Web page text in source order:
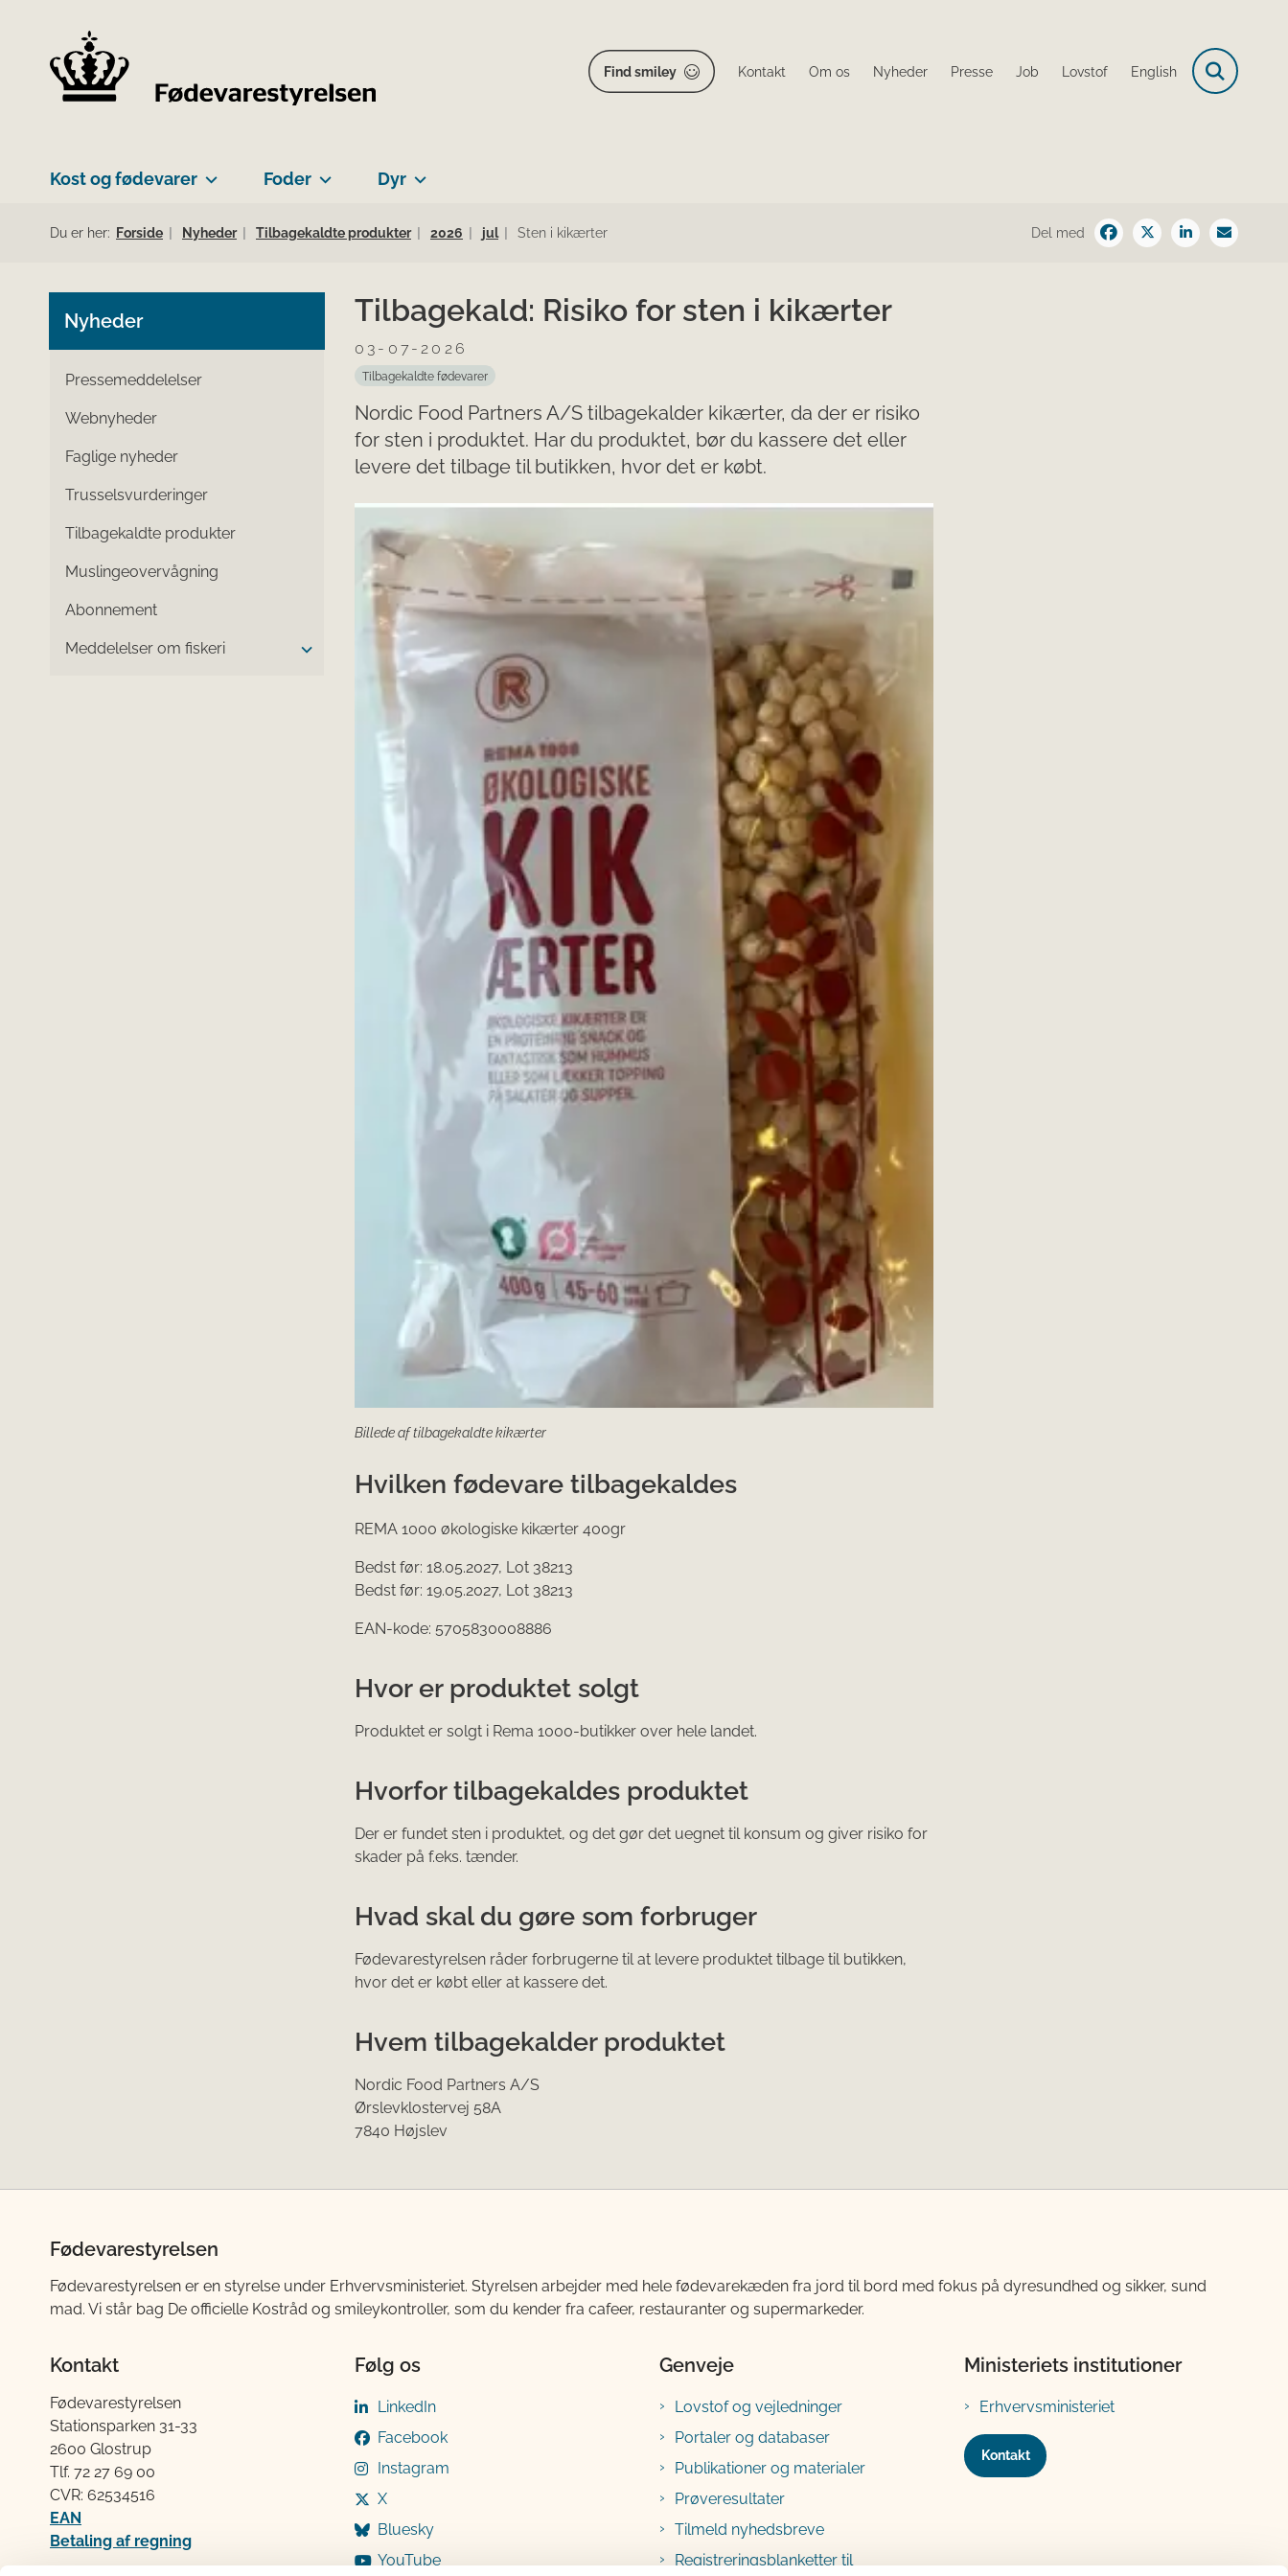
Find smiley Kontakt Om os Nyheder Presse Job Lovstof English
Kost og fødevarer Foder Dyr
Du er her: Forside Nyheder Tilbagekaldte produkter 2026 jul Sten i kikærter Del med
Nyheder
Pressemeddelelser
Webnyheder
Faglige nyheder
Trusselsvurderinger
Tilbagekaldte produkter
Muslingeovervågning
Abonnement
Meddelelser om fiskeri
Tilbagekald: Risiko for sten i kikærter
03-07-2026
Tilbagekaldte fødevarer
Nordic Food Partners A/S tilbagekalder kikærter, da der er risiko
for sten i produktet. Har du produktet, bør du kassere det eller
levere det tilbage til butikken, hvor det er købt.
Billede af tilbagekaldte kikærter
Hvilken fødevare tilbagekaldes
REMA 1000 økologiske kikærter 400gr
Bedst før: 18.05.2027, Lot 38213
Bedst før: 19.05.2027, Lot 38213
EAN-kode: 5705830008886
Hvor er produktet solgt
Produktet er solgt i Rema 1000-butikker over hele landet.
Hvorfor tilbagekaldes produktet
Der er fundet sten i produktet, og det gør det uegnet til konsum og giver risiko for
skader på f.eks. tænder.
Hvad skal du gøre som forbruger
Fødevarestyrelsen råder forbrugerne til at levere produktet tilbage til butikken,
hvor det er købt eller at kassere det.
Hvem tilbagekalder produktet
Nordic Food Partners A/S
Ørslevklostervej 58A
7840 Højslev
Fødevarestyrelsen
Fødevarestyrelsen er en styrelse under Erhvervsministeriet. Styrelsen arbejder med hele fødevarekæden fra jord til bord med fokus på dyresundhed og sikker, sund
mad. Vi står bag De officielle Kostråd og smileykontroller, som du kender fra cafeer, restauranter og supermarkeder.
Kontakt
Fødevarestyrelsen
Stationsparken 31-33
2600 Glostrup
Tlf. 72 2​​​7 69 00
CVR: 62534516
EAN
Betaling af regning
Følg os
LinkedIn
Facebook
Instagram
X
Bluesky
YouTube
Genveje
Lovstof og vejledninger
Portaler og databaser
Publikationer og materialer
Prøveresultater
Tilmeld nyhedsbreve
Registreringsblanketter til
Ministeriets institutioner
Erhvervsministeriet
Kontakt